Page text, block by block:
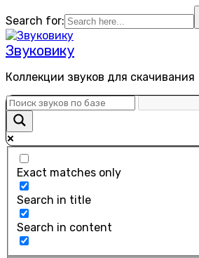
к
содержанию
Search for:
Звуковику
Коллекции звуков для скачивания
Exact matches only
Search in title
Search in content